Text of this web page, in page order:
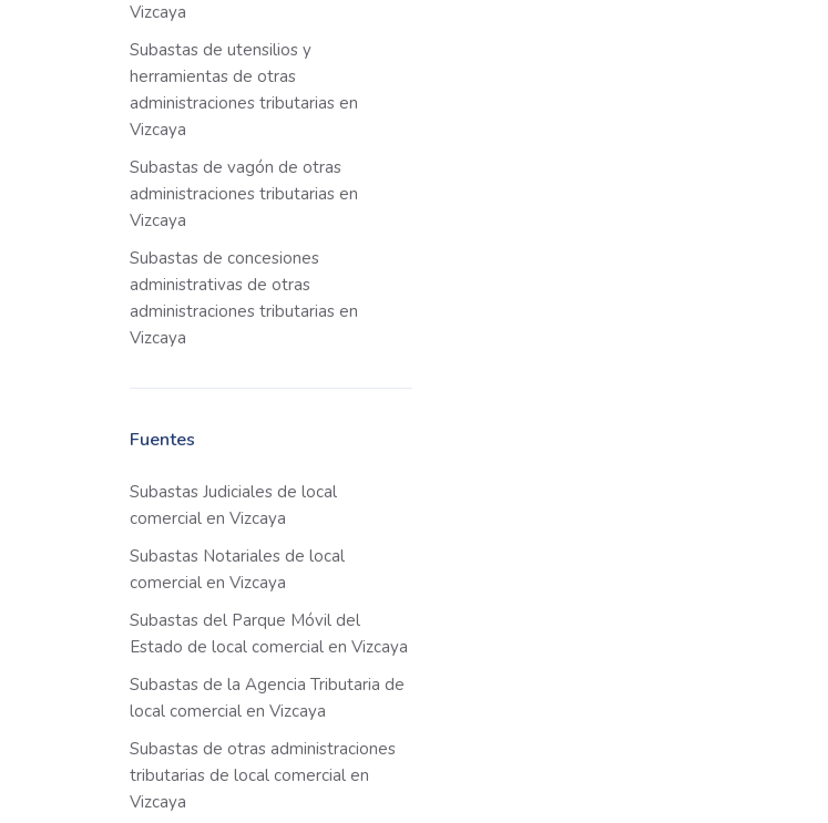
Vizcaya
Subastas de utensilios y
herramientas de otras
administraciones tributarias en
Vizcaya
Subastas de vagón de otras
administraciones tributarias en
Vizcaya
Subastas de concesiones
administrativas de otras
administraciones tributarias en
Vizcaya
Fuentes
Subastas Judiciales de local
comercial en Vizcaya
Subastas Notariales de local
comercial en Vizcaya
Subastas del Parque Móvil del
Estado de local comercial en Vizcaya
Subastas de la Agencia Tributaria de
local comercial en Vizcaya
Subastas de otras administraciones
tributarias de local comercial en
Vizcaya